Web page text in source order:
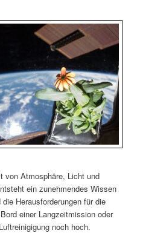
von Atmosphäre, Licht und
ein zunehmendes Wissen
Herausforderungen für die
einer Langzeitmission oder
noch hoch.